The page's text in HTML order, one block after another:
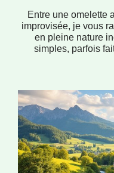
Entre une omelette
improvisée, je vous
en pleine nature
simples, parfois